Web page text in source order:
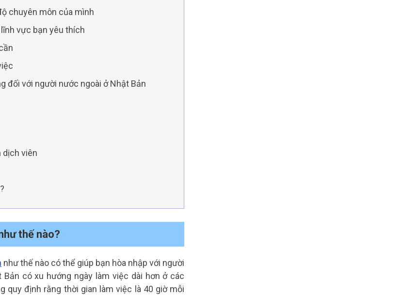
chuyên môn của mình
vực bạn yêu thích
đối với người nước ngoài ở Nhật Bản
dịch viên
thế nào?
như thế nào có thể giúp bạn hòa nhập với người
Bản có xu hướng ngày làm việc dài hơn ở các
quy định rằng thời gian làm việc là 40 giờ mỗi